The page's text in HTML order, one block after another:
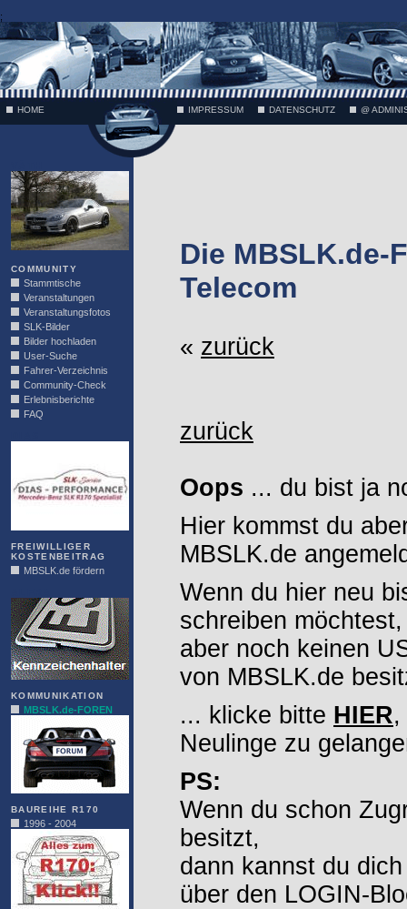
;
HOME IMPRESSUM DATENSCHUTZ @
COMMUNITY
Stammtische
Veranstaltungen
Veranstaltungsfotos
SLK-Bilder
Bilder hochladen
User-Suche
Fahrer-Verzeichnis
Community-Check
Erlebnisberichte
FAQ
FREIWILLIGER
KOSTENBEITRAG
MBSLK.de fördern
KOMMUNIKATION
MBSLK.de-FOREN
BAUREIHE R170
1996 - 2004
Die MBSLK.de-
Telecom
« zurück
zurück
Oops ... du bist ja
Hier kommst du
MBSLK.de
Wenn du hier neu
schreiben möchtest,
aber noch keinen
von MBSLK.de
... klicke bitte HIER,
Neulinge zu
PS:
Wenn du schon
besitzt,
dann kannst du
über den LOGIN-